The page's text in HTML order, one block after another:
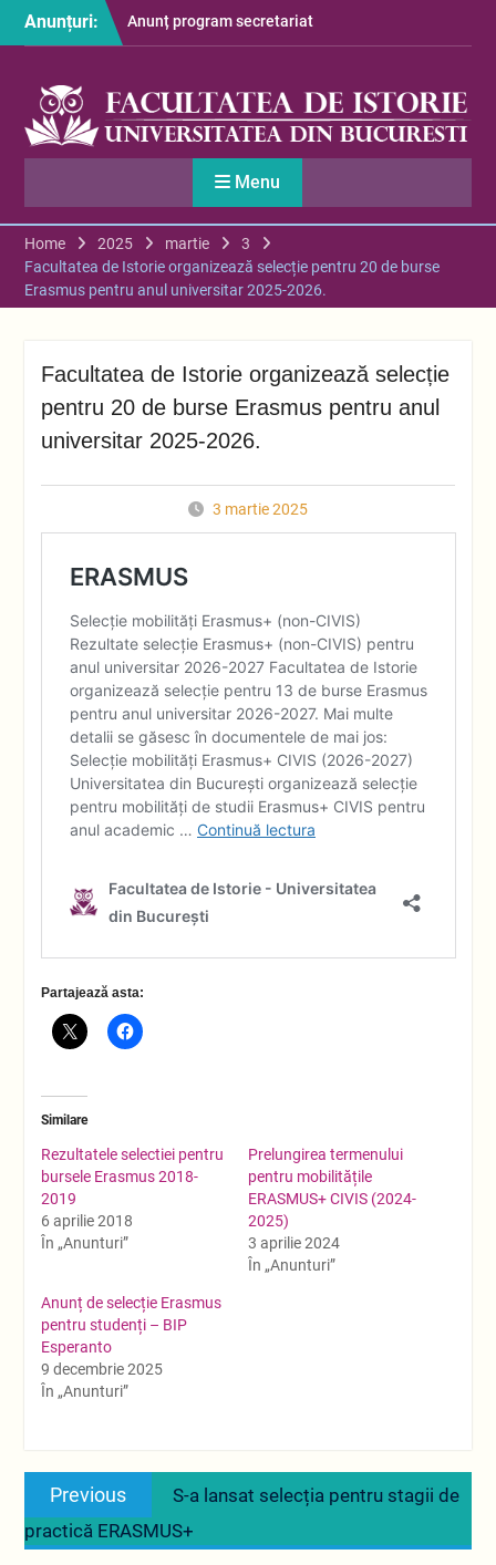
Anunțuri:
Anunț program secretariat
– luna august
2026
S-au afișat informațiile
despre cazarea studenților
în anul universitar 2026-
Menu
Home 2025 martie
3
Facultatea de Istorie organizează selecție pentru 20 de burse
Erasmus pentru anul universitar 2025-2026.
Facultatea de Istorie organizează selecție
pentru 20 de burse Erasmus pentru anul
universitar 2025-2026.
3 martie 2025
Partajează asta:
Similare
Rezultatele selectiei pentru
bursele Erasmus 2018-
2019
6 aprilie 2018
În „Anunturi”
Prelungirea termenului
pentru mobilitățile
ERASMUS+ CIVIS (2024-
2025)
3 aprilie 2024
În „Anunturi”
Anunț de selecție Erasmus
pentru studenți – BIP
Esperanto
9 decembrie 2025
În „Anunturi”
Navigare
articole
Previous
Previous
post:
S-a lansat selecția pentru stagii de
practică ERASMUS+